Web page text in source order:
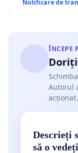
Notificare de
ÎNCEPE
Autorul
Descrieți
să o vedeți